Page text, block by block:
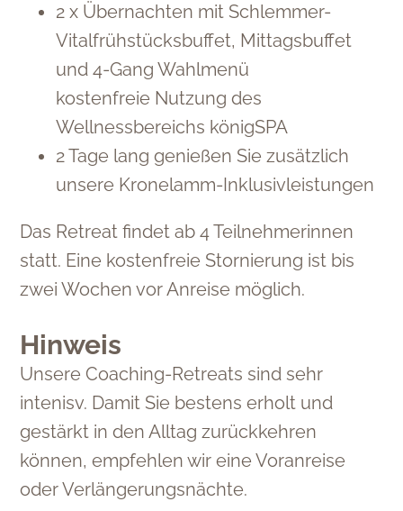
2 x Übernachten mit Schlemmer-
Vitalfrühstücksbuffet, Mittagsbuffet
und 4-Gang Wahlmenü
kostenfreie Nutzung des
Wellnessbereichs königSPA
2 Tage lang genießen Sie zusätzlich
unsere Kronelamm-Inklusivleistungen
Das Retreat findet ab 4 Teilnehmerinnen
statt. Eine kostenfreie Stornierung ist bis
zwei Wochen vor Anreise möglich.
Hinweis
Unsere Coaching-Retreats sind sehr
intenisv. Damit Sie bestens erholt und
gestärkt in den Alltag zurückkehren
können, empfehlen wir eine Voranreise
oder Verlängerungsnächte.